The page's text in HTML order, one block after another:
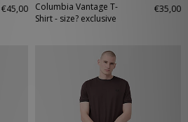
€45,00
Columbia Vantage T-
Shirt - size? exclusive
€35,00